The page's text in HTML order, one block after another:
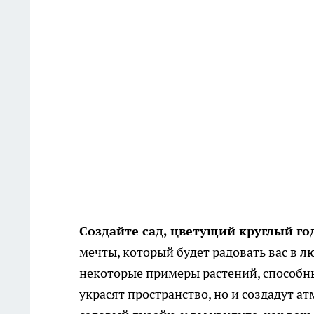
Создайте сад, цветущий круглый
мечты, который будет радовать вас в
некоторые примеры растений,
украсят пространство, но и создадут